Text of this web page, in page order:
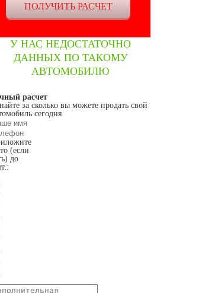
У НАС НЕДОСТАТОЧНО
ДАННЫХ ПО ТАКОМУ
АВТОМОБИЛЮ
расчет
за сколько вы можете продать свой
сегодня
(если
до